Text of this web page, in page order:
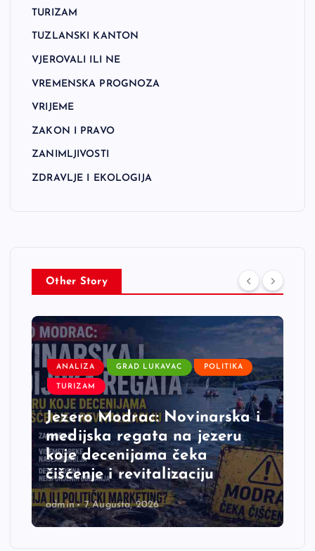
TURIZAM
TUZLANSKI KANTON
VJEROVALI ILI NE
VREMENSKA PROGNOZA
VRIJEME
ZAKON I PRAVO
ZANIMLJIVOSTI
ZDRAVLJE I EKOLOGIJA
Other Story
ANALIZA GRAD LUKAVAC POLITIKA
TURIZAM
Jezero Modrac: Novinarska i
medijska regata na jezeru
koje decenijama čeka
čišćenje i revitalizaciju
admin 7 Augusta, 2026